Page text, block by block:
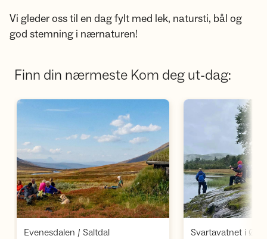
Vi gleder oss til en dag fylt med lek, natursti, bål og
god stemning i nærnaturen!
Finn din nærmeste Kom deg ut-dag:
Åpne aktivitet
Evenesdalen / Saltdal,
Svartavatnet i